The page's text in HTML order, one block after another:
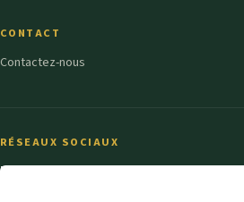
CONTACT
Contactez-nous
RÉSEAUX SOCIAUX